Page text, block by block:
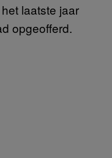
laatste jaar
opgeofferd.